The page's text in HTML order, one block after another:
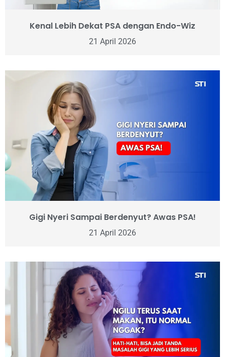
Kenal Lebih Dekat PSA dengan Endo-Wiz
21 April 2026
Gigi Nyeri Sampai Berdenyut? Awas PSA!
21 April 2026